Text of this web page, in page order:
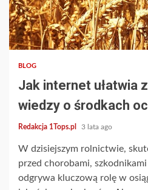
2 min read
BLOG
Jak internet ułatwia
wiedzy o środkach
Redakcja 1Tops.pl 3 lata ago
W dzisiejszym rolnictwie,
przed chorobami,
odgrywa kluczową rolę w